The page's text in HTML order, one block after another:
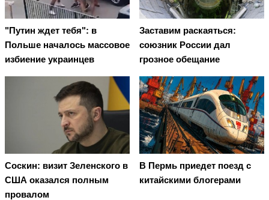
"Путин ждет тебя": в
Польше началось массовое
избиение украинцев
Заставим раскаяться:
союзник России дал
грозное обещание
Соскин: визит Зеленского в
США оказался полным
провалом
В Пермь приедет поезд с
китайскими блогерами